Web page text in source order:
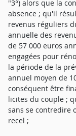
"3°) alors que la
absence ; qu'il
revenus réguliers
annuelle des
de 57 000 euros
engagées pour
la période de la
annuel moyen de
conséquent être
licites du couple ;
sans se contredire
recel ;